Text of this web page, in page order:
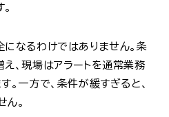
なるわけではありません。条
、現場はアラートを通常業務
。一方で、条件が緩すぎると、
。